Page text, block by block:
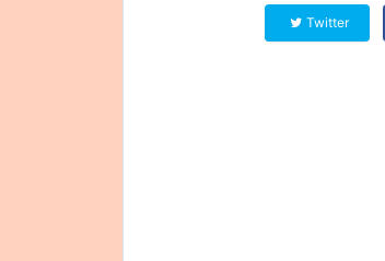
Twitter